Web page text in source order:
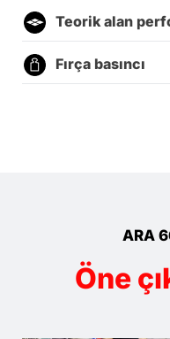
Teorik alan
Fırça basıncı
ARA
Öne